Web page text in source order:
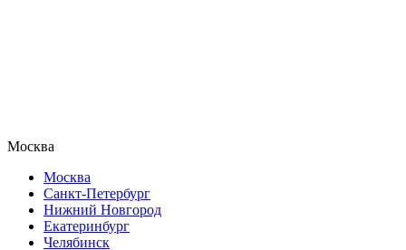
Москва
Москва
Санкт-Петербург
Нижний Новгород
Екатеринбург
Челябинск